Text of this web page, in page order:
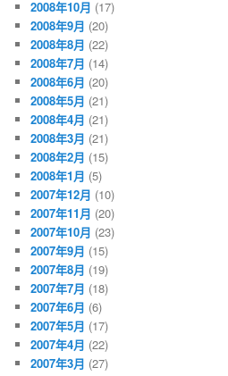
2008年10月 (17)
2008年9月 (20)
2008年8月 (22)
2008年7月 (14)
2008年6月 (20)
2008年5月 (21)
2008年4月 (21)
2008年3月 (21)
2008年2月 (15)
2008年1月 (5)
2007年12月 (10)
2007年11月 (20)
2007年10月 (23)
2007年9月 (15)
2007年8月 (19)
2007年7月 (18)
2007年6月 (6)
2007年5月 (17)
2007年4月 (22)
2007年3月 (27)